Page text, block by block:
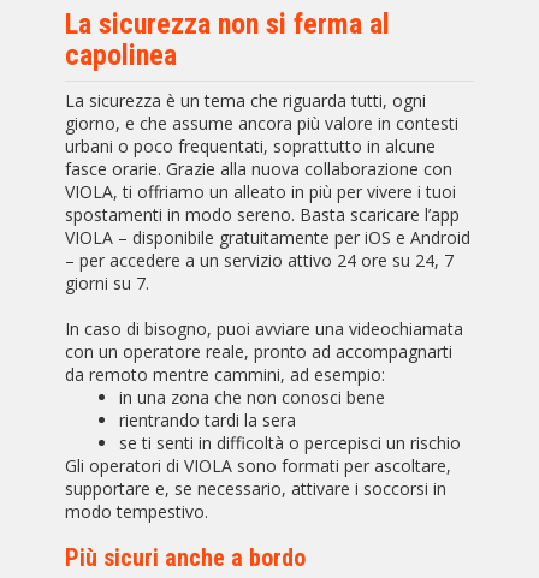
La sicurezza non si ferma al
capolinea
La sicurezza è un tema che riguarda tutti, ogni
giorno, e che assume ancora più valore in contesti
urbani o poco frequentati, soprattutto in alcune
fasce orarie. Grazie alla nuova collaborazione con
VIOLA, ti offriamo un alleato in più per vivere i tuoi
spostamenti in modo sereno. Basta scaricare l’app
VIOLA – disponibile gratuitamente per iOS e Android
– per accedere a un servizio attivo 24 ore su 24, 7
giorni su 7.
In caso di bisogno, puoi avviare una videochiamata
con un operatore reale, pronto ad accompagnarti
da remoto mentre cammini, ad esempio:
in una zona che non conosci bene
rientrando tardi la sera
se ti senti in difficoltà o percepisci un rischio
Gli operatori di VIOLA sono formati per ascoltare,
supportare e, se necessario, attivare i soccorsi in
modo tempestivo.
Più sicuri anche a bordo